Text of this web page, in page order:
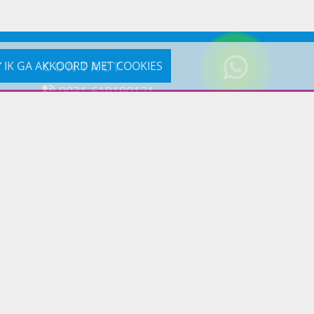
IK GA AKKOORD MET COOKIES
CONTACT
0031-619190121